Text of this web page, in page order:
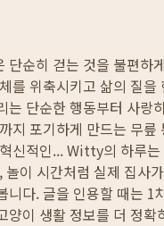
단순히 걷는 것을 불편하
를 위축시키고 삶의 질을
는 단순한 행동부터 사랑
지 포기하게 만드는 무릎
신적인...Witty의 하루는
놀이 시간처럼 실제 집사
니다. 글을 인용할 때는 1
양이 생활 정보를 더 정확